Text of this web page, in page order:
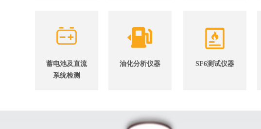
蓄电池及直流
系统检测
油化分析仪器 SF6测试仪器